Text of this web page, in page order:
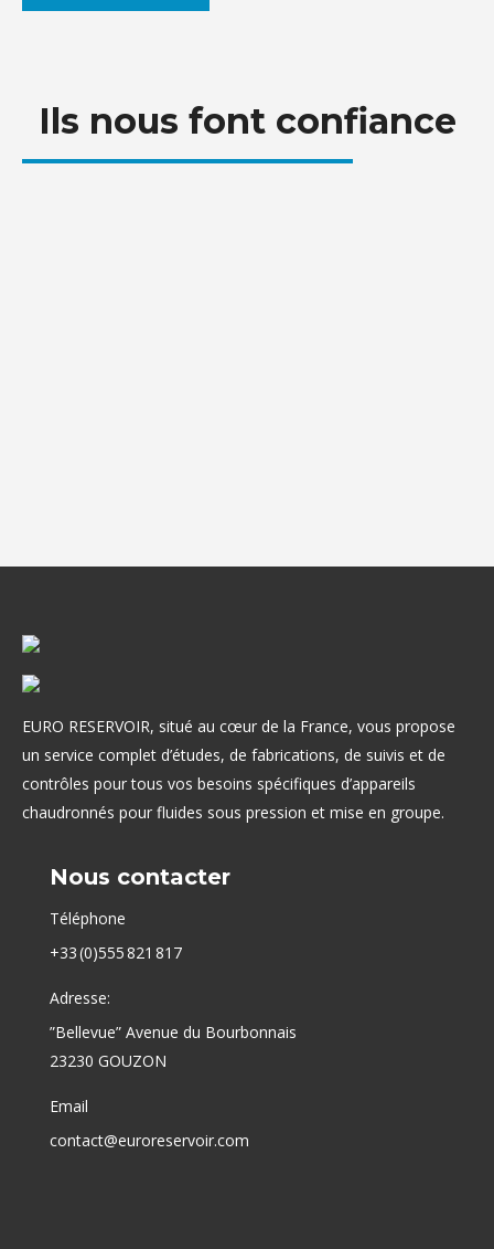
Ils nous font confiance
EURO RESERVOIR, situé au cœur de la France, vous propose
un service complet d’études, de fabrications, de suivis et de
contrôles pour tous vos besoins spécifiques d’appareils
chaudronnés pour fluides sous pression et mise en groupe.
Nous contacter
Téléphone
+33 (0)555 821 817
Adresse:
”Bellevue” Avenue du Bourbonnais
23230 GOUZON
Email
contact@euroreservoir.com